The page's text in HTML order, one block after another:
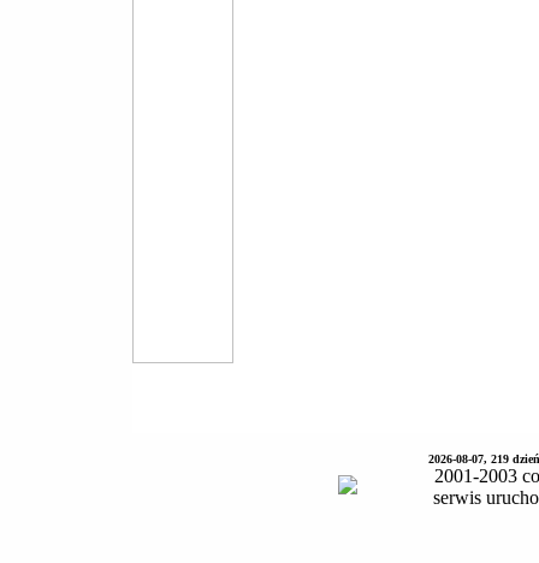
2026-08-07, 219
2001-2003
serwis